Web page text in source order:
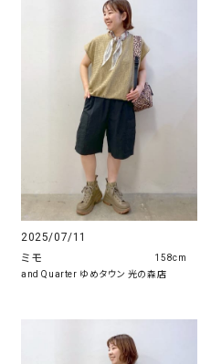
2025/07/11
ミモ
and Quarter ゆめタウン 光の森店
158cm